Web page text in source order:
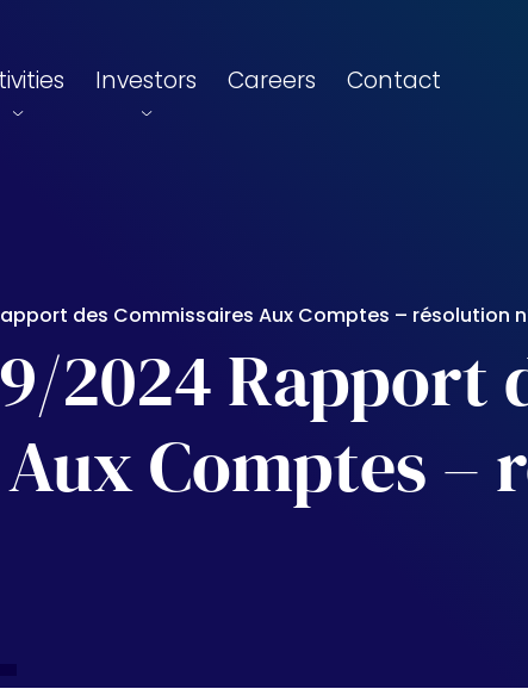
Investors Careers Contact
des Commissaires Aux Comptes – résolution
2024 Rapport
Comptes –